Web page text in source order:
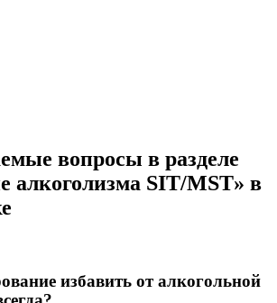
вопросы в разделе
алкоголизма SIT/MST» в
избавить от алкогольной